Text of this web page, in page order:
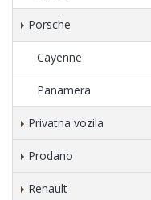
Porsche
Cayenne
Panamera
Privatna vozila
Prodano
Renault